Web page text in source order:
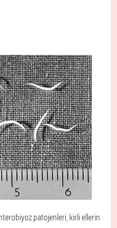
patojenleri, kirli ellerin